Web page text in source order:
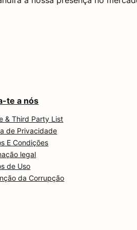
te a nós
& Third Party List
de Privacidade
E Condições
legal
de Uso
da Corrupção